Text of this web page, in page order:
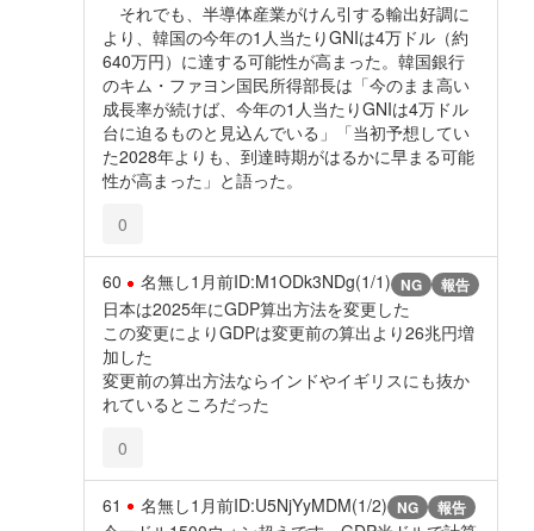
それでも、半導体産業がけん引する輸出好調に
より、韓国の今年の1人当たりGNIは4万ドル（約
640万円）に達する可能性が高まった。韓国銀行
のキム・ファヨン国民所得部長は「今のまま高い
成長率が続けば、今年の1人当たりGNIは4万ドル
台に迫るものと見込んでいる」「当初予想してい
た2028年よりも、到達時期がはるかに早まる可能
性が高まった」と語った。
0
60 名無し1月前ID:M1ODk3NDg(1/1) NG 報告
日本は2025年にGDP算出方法を変更した
この変更によりGDPは変更前の算出より26兆円増
加した
変更前の算出方法ならインドやイギリスにも抜か
れているところだった
0
61 名無し1月前ID:U5NjYyMDM(1/2) NG 報告